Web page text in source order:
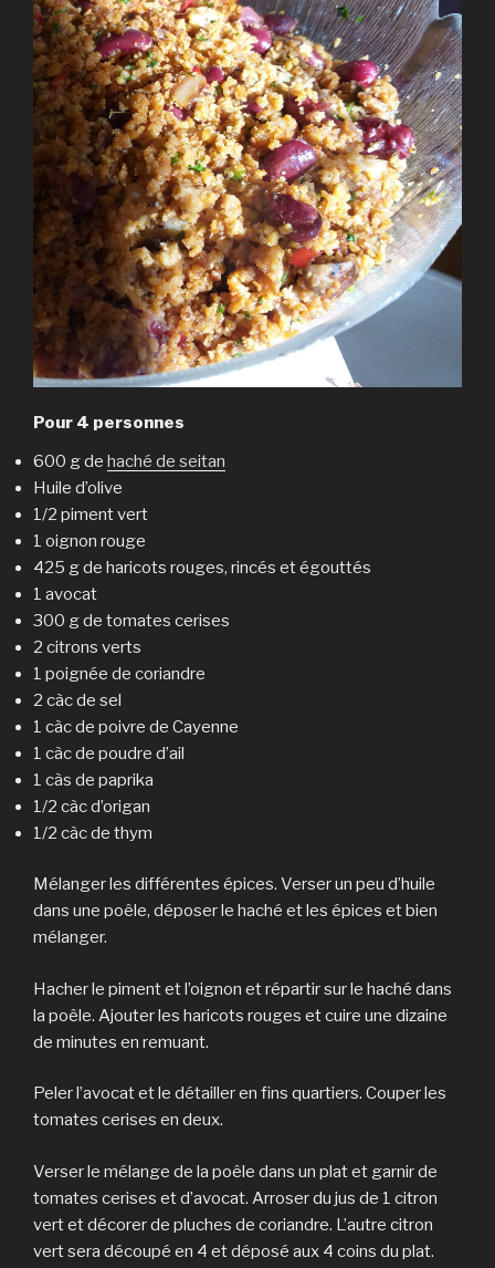
Pour 4 personnes
600 g de haché de seitan
Huile d’olive
1/2 piment vert
1 oignon rouge
425 g de haricots rouges, rincés et égouttés
1 avocat
300 g de tomates cerises
2 citrons verts
1 poignée de coriandre
2 càc de sel
1 càc de poivre de Cayenne
1 càc de poudre d’ail
1 càs de paprika
1/2 càc d’origan
1/2 càc de thym
Mélanger les différentes épices. Verser un peu d’huile
dans une poêle, déposer le haché et les épices et bien
mélanger.
Hacher le piment et l’oignon et répartir sur le haché dans
la poêle. Ajouter les haricots rouges et cuire une dizaine
de minutes en remuant.
Peler l’avocat et le détailler en fins quartiers. Couper les
tomates cerises en deux.
Verser le mélange de la poêle dans un plat et garnir de
tomates cerises et d’avocat. Arroser du jus de 1 citron
vert et décorer de pluches de coriandre. L’autre citron
vert sera découpé en 4 et déposé aux 4 coins du plat.